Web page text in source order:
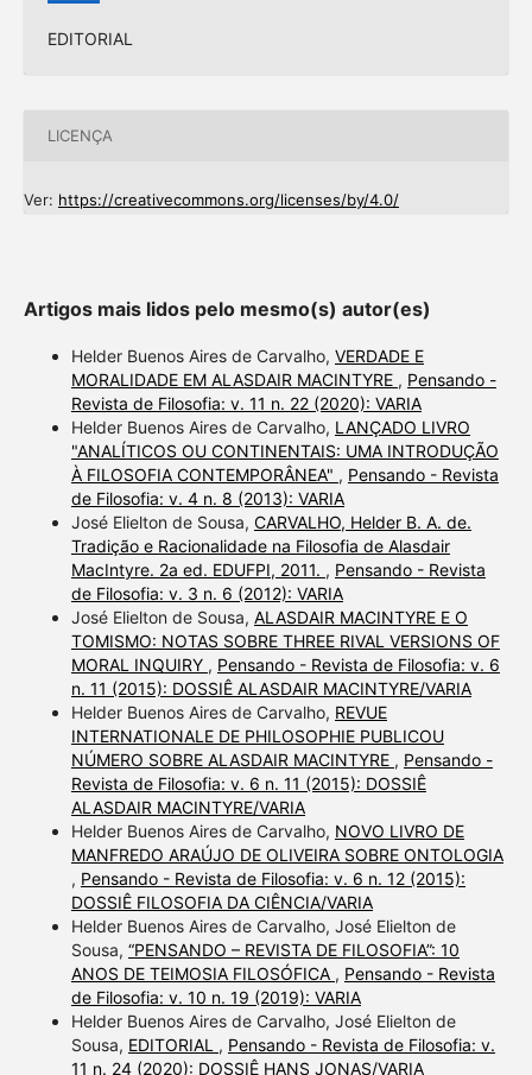
EDITORIAL
LICENÇA
Ver: https://creativecommons.org/licenses/by/4.0/
Artigos mais lidos pelo mesmo(s) autor(es)
Helder Buenos Aires de Carvalho, VERDADE E
MORALIDADE EM ALASDAIR MACINTYRE , Pensando -
Revista de Filosofia: v. 11 n. 22 (2020): VARIA
Helder Buenos Aires de Carvalho, LANÇADO LIVRO
"ANALÍTICOS OU CONTINENTAIS: UMA INTRODUÇÃO
À FILOSOFIA CONTEMPORÂNEA" , Pensando - Revista
de Filosofia: v. 4 n. 8 (2013): VARIA
José Elielton de Sousa, CARVALHO, Helder B. A. de.
Tradição e Racionalidade na Filosofia de Alasdair
MacIntyre. 2a ed. EDUFPI, 2011. , Pensando - Revista
de Filosofia: v. 3 n. 6 (2012): VARIA
José Elielton de Sousa, ALASDAIR MACINTYRE E O
TOMISMO: NOTAS SOBRE THREE RIVAL VERSIONS OF
MORAL INQUIRY , Pensando - Revista de Filosofia: v. 6
n. 11 (2015): DOSSIÊ ALASDAIR MACINTYRE/VARIA
Helder Buenos Aires de Carvalho, REVUE
INTERNATIONALE DE PHILOSOPHIE PUBLICOU
NÚMERO SOBRE ALASDAIR MACINTYRE , Pensando -
Revista de Filosofia: v. 6 n. 11 (2015): DOSSIÊ
ALASDAIR MACINTYRE/VARIA
Helder Buenos Aires de Carvalho, NOVO LIVRO DE
MANFREDO ARAÚJO DE OLIVEIRA SOBRE ONTOLOGIA
, Pensando - Revista de Filosofia: v. 6 n. 12 (2015):
DOSSIÊ FILOSOFIA DA CIÊNCIA/VARIA
Helder Buenos Aires de Carvalho, José Elielton de
Sousa, “PENSANDO – REVISTA DE FILOSOFIA”: 10
ANOS DE TEIMOSIA FILOSÓFICA , Pensando - Revista
de Filosofia: v. 10 n. 19 (2019): VARIA
Helder Buenos Aires de Carvalho, José Elielton de
Sousa, EDITORIAL , Pensando - Revista de Filosofia: v.
11 n. 24 (2020): DOSSIÊ HANS JONAS/VARIA